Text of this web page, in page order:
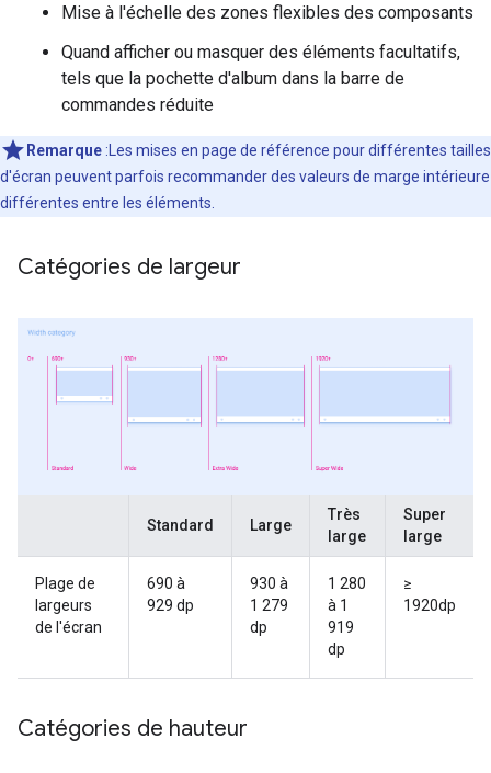
Mise à l'échelle des zones flexibles des composants
Quand afficher ou masquer des éléments facultatifs,
tels que la pochette d'album dans la barre de
commandes réduite
Remarque :Les mises en page de référence pour différentes tailles
d'écran peuvent parfois recommander des valeurs de marge intérieure
différentes entre les éléments.
Catégories de largeur
Standard Large
Très
large
Super
large
Plage de
largeurs
de l'écran
690 à
929 dp
930 à
1 279
dp
1 280
à 1
919
dp
≥
1920dp
Catégories de hauteur